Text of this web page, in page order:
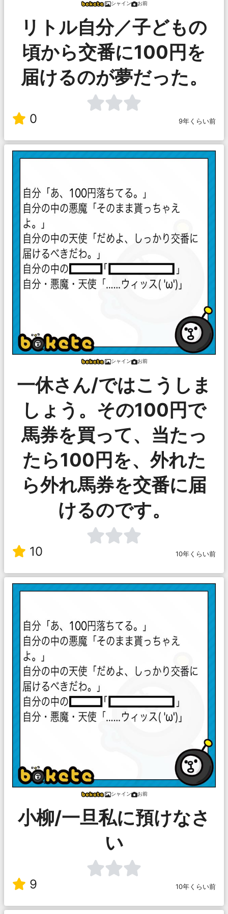
シャイン お前
リトル自分／子どもの
頃から交番に100円を
届けるのが夢だった。
0 9年くらい前
シャイン お前
一休さん/ではこうしま
しょう。その100円で
馬券を買って、当たっ
たら100円を、外れた
ら外れ馬券を交番に届
けるのです。
10 10年くらい前
シャイン お前
小柳/一旦私に預けなさ
い
9 10年くらい前